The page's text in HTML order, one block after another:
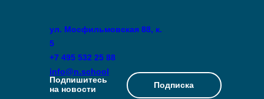
Подписка
Подпишитесь
на новости
ул. Мосфильмовская 88, к.
5
+7 495 532 25 88
info@n.school